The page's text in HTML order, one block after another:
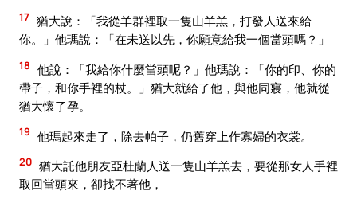
17 猶大說：「我從羊群裡取一隻山羊羔，打發人送來給
你。」他瑪說：「在未送以先，你願意給我一個當頭嗎？」
18 他說：「我給你什麼當頭呢？」他瑪說：「你的印、你的
帶子，和你手裡的杖。」猶大就給了他，與他同寢，他就從
猶大懷了孕。
19 他瑪起來走了，除去帕子，仍舊穿上作寡婦的衣裳。
20 猶大託他朋友亞杜蘭人送一隻山羊羔去，要從那女人手裡
取回當頭來，卻找不著他，